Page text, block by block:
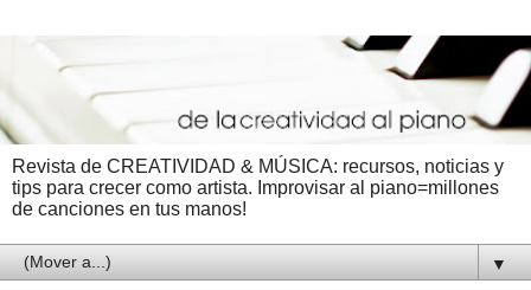
Revista de CREATIVIDAD & MÚSICA: recursos, noticias y
tips para crecer como artista. Improvisar al piano=millones
de canciones en tus manos!
▼